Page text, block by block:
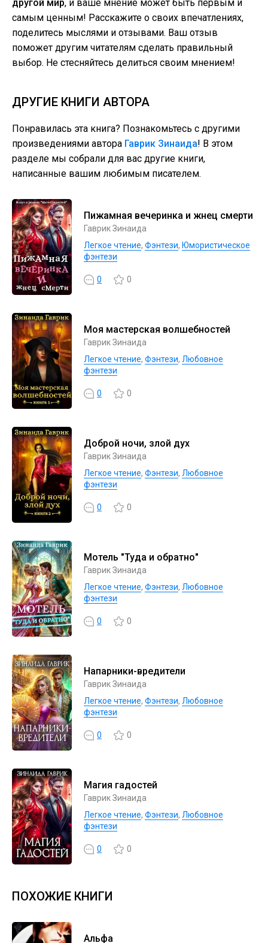
другой мир, и ваше мнение может быть первым и
самым ценным! Расскажите о своих впечатлениях,
поделитесь мыслями и отзывами. Ваш отзыв
поможет другим читателям сделать правильный
выбор. Не стесняйтесь делиться своим мнением!
ДРУГИЕ КНИГИ АВТОРА
Понравилась эта книга? Познакомьтесь с другими
произведениями автора Гаврик Зинаида! В этом
разделе мы собрали для вас другие книги,
написанные вашим любимым писателем.
Пижамная вечеринка и жнец смерти
Гаврик Зинаида
Легкое чтение, Фэнтези, Юмористическое
фэнтези
0 0
Моя мастерская волшебностей
Гаврик Зинаида
Легкое чтение, Фэнтези, Любовное
фэнтези
0 0
Доброй ночи, злой дух
Гаврик Зинаида
Легкое чтение, Фэнтези, Любовное
фэнтези
0 0
Мотель "Туда и обратно"
Гаврик Зинаида
Легкое чтение, Фэнтези, Любовное
фэнтези
0 0
Напарники-вредители
Гаврик Зинаида
Легкое чтение, Фэнтези, Любовное
фэнтези
0 0
Магия гадостей
Гаврик Зинаида
Легкое чтение, Фэнтези, Любовное
фэнтези
0 0
ПОХОЖИЕ КНИГИ
Альфа